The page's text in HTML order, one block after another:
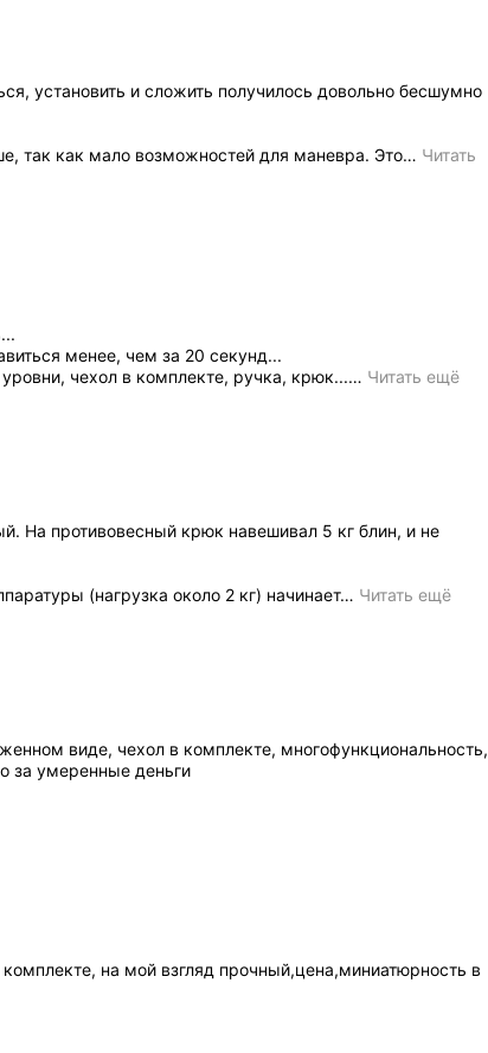
установить и сложить получилось довольно бесшумно
так как мало возможностей для маневра. Это… Читать
менее, чем за 20 секунд...
чехол в комплекте, ручка, крюк...… Читать ещё
На противовесный крюк навешивал 5 кг блин, и не
(нагрузка около 2 кг) начинает… Читать ещё
виде, чехол в комплекте, многофункциональность,
за умеренные деньги
на мой взгляд прочный,цена,миниатюрность в